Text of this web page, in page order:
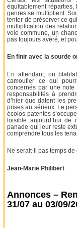
équitablement réparties,
genres se multiplient.
tenter de préserver ce
multiplication des
voie commune, un
pas toujours avéré, et
En finir avec la sourde
En attendant, on
camoufler ce qui
concernés par une
responsabilités à
d’hier que datent les
prises au sérieux. Le
écolos patentés
loisible aujourd’hui de
panade qui leur reste
comprendre tous les
Ne serait-il pas temps
Jean-Marie Philibert
Annonces –
31/07 au 03/09/